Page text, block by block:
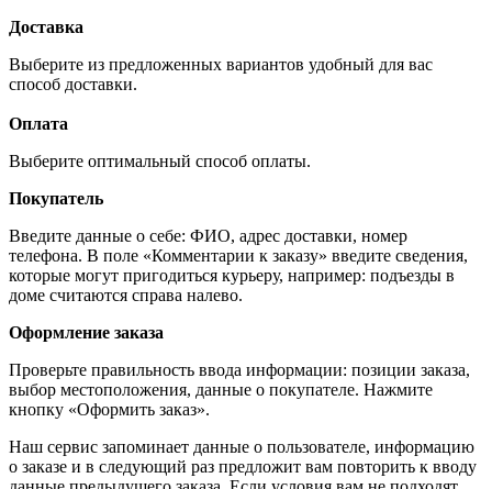
Доставка
Выберите из предложенных вариантов удобный для вас
способ доставки.
Оплата
Выберите оптимальный способ оплаты.
Покупатель
Введите данные о себе: ФИО, адрес доставки, номер
телефона. В поле «Комментарии к заказу» введите сведения,
которые могут пригодиться курьеру, например: подъезды в
доме считаются справа налево.
Оформление заказа
Проверьте правильность ввода информации: позиции заказа,
выбор местоположения, данные о покупателе. Нажмите
кнопку «Оформить заказ».
Наш сервис запоминает данные о пользователе, информацию
о заказе и в следующий раз предложит вам повторить к вводу